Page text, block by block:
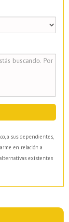
a sus dependientes,
en relación a
alternativas existentes